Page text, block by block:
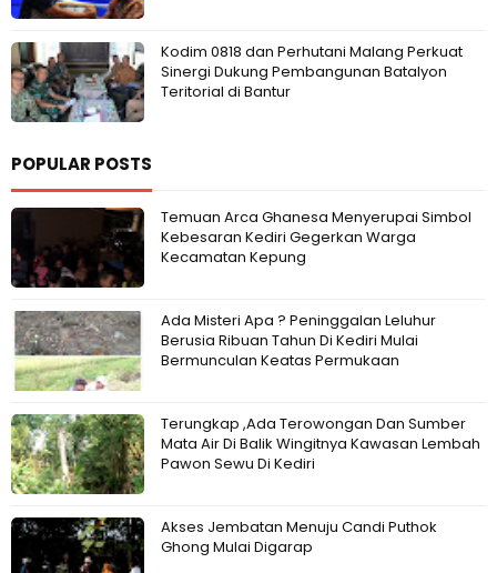
Kodim 0818 dan Perhutani Malang Perkuat
Sinergi Dukung Pembangunan Batalyon
Teritorial di Bantur
POPULAR POSTS
Temuan Arca Ghanesa Menyerupai Simbol
Kebesaran Kediri Gegerkan Warga
Kecamatan Kepung
Ada Misteri Apa ? Peninggalan Leluhur
Berusia Ribuan Tahun Di Kediri Mulai
Bermunculan Keatas Permukaan
Terungkap ,Ada Terowongan Dan Sumber
Mata Air Di Balik Wingitnya Kawasan Lembah
Pawon Sewu Di Kediri
Akses Jembatan Menuju Candi Puthok
Ghong Mulai Digarap